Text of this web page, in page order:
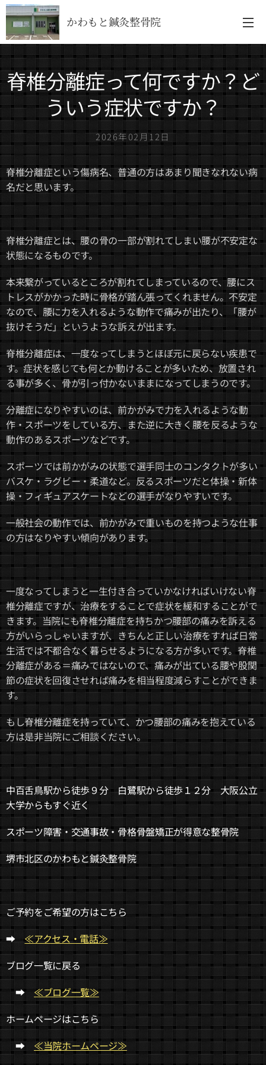
かわもと鍼灸整骨院
脊椎分離症って何ですか？ど
ういう症状ですか？
2026年02月12日
脊椎分離症という傷病名、普通の方はあまり聞きなれない病
名だと思います。
脊椎分離症とは、腰の骨の一部が割れてしまい腰が不安定な
状態になるものです。
本来繋がっているところが割れてしまっているので、腰にス
トレスがかかった時に骨格が踏ん張ってくれません。不安定
なので、腰に力を入れるような動作で痛みが出たり、「腰が
抜けそうだ」というような訴えが出ます。
脊椎分離症は、一度なってしまうとほぼ元に戻らない疾患で
す。症状を感じても何とか動けることが多いため、放置され
る事が多く、骨が引っ付かないままになってしまうのです。
分離症になりやすいのは、前かがみで力を入れるような動
作・スポーツをしている方、また逆に大きく腰を反るような
動作のあるスポーツなどです。
スポーツでは前かがみの状態で選手同士のコンタクトが多い
バスケ・ラグビー・柔道など。反るスポーツだと体操・新体
操・フィギュアスケートなどの選手がなりやすいです。
一般社会の動作では、前かがみで重いものを持つような仕事
の方はなりやすい傾向があります。
一度なってしまうと一生付き合っていかなければいけない脊
椎分離症ですが、治療をすることで症状を緩和することがで
きます。当院にも脊椎分離症を持ちかつ腰部の痛みを訴える
方がいらっしゃいますが、きちんと正しい治療をすれば日常
生活では不都合なく暮らせるようになる方が多いです。脊椎
分離症がある＝痛みではないので、痛みが出ている腰や股関
節の症状を回復させれば痛みを相当程度減らすことができま
す。
もし脊椎分離症を持っていて、かつ腰部の痛みを抱えている
方は是非当院にご相談ください。
中百舌鳥駅から徒歩９分 白鷺駅から徒歩１２分 大阪公立
大学からもすぐ近く
スポーツ障害・交通事故・骨格骨盤矯正が得意な整骨院
堺市北区のかわもと鍼灸整骨院
ご予約をご希望の方はこちら
➡≪アクセス・電話≫
ブログ一覧に戻る
➡≪ブログ一覧≫
ホームページはこちら
➡ ≪当院ホームページ≫